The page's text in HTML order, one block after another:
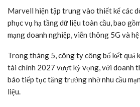
Marvell hiện tập trung vào thiết kế các
phục vụ hạ tầng dữ liệu toàn cầu, bao
mạng doanh nghiệp, viễn thông 5G và
Trong tháng 5, công ty công bố kết quả
tài chính 2027 vượt kỳ vọng, với doanh
báo tiếp tục tăng trưởng nhờ nhu cầu
liệu.